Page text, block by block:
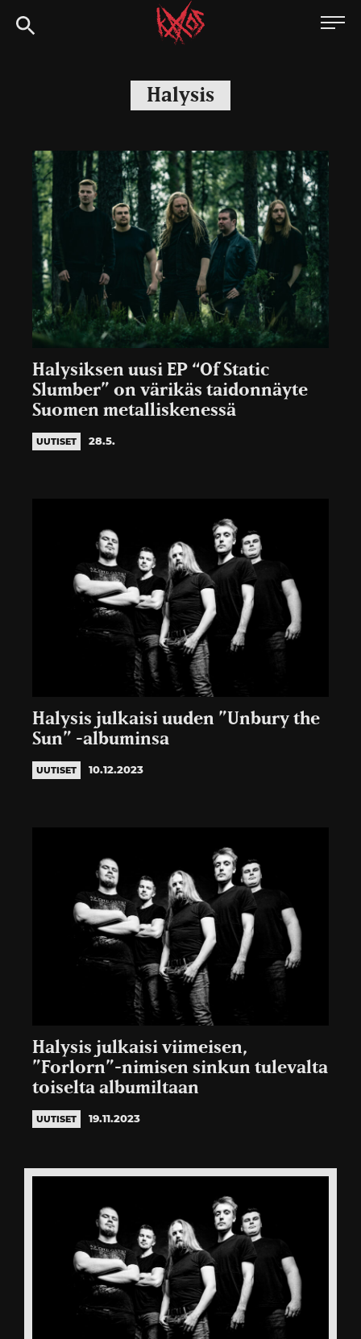
Siirry
suoraan
Kaaoszine
Halysis
Halysiksen uusi EP “Of Static
Slumber” on värikäs taidonnäyte
Suomen metalliskenessä
UUTISET 28.5.
Halysis julkaisi uuden ”Unbury the
Sun” -albuminsa
UUTISET 10.12.2023
Halysis julkaisi viimeisen,
”Forlorn”-nimisen sinkun tulevalta
toiselta albumiltaan
UUTISET 19.11.2023